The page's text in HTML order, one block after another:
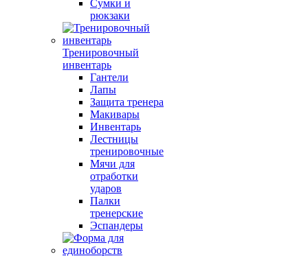
Сумки и
рюкзаки
Тренировочный
инвентарь
Гантели
Лапы
Защита тренера
Макивары
Инвентарь
Лестницы
тренировочные
Мячи для
отработки
ударов
Палки
тренерские
Эспандеры